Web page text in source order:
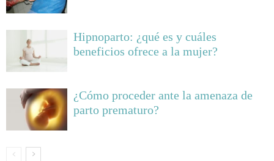
Hipnoparto: ¿qué es y cuáles
beneficios ofrece a la mujer?
¿Cómo proceder ante la amenaza de
parto prematuro?